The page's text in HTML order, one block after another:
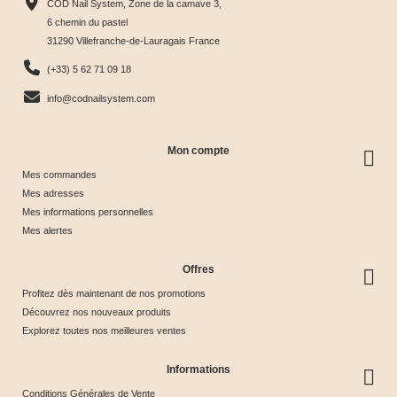
Tips &
nuancier
 
& Tips
Glow &
COD Nail System, Zone de la camave 3,
6 chemin du pastel
31290 Villefranche-de-Lauragais France
(+33) 5 62 71 09 18
info@codnailsystem.com
Mon compte
Mes commandes
Mes adresses
Mes informations personnelles
Mes alertes
Offres
Profitez dès maintenant de nos promotions
Découvrez nos nouveaux produits
Explorez toutes nos meilleures ventes
Informations
Conditions Générales de Vente